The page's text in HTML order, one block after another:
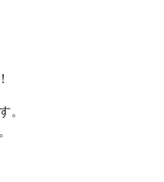
レシピ原価計算
。